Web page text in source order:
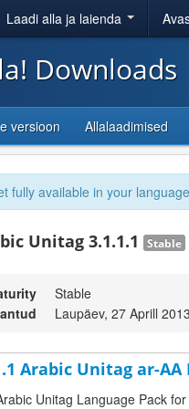
Laadi alla ja laienda
Downloads
versioon Allalaadimised
fully available in your
Unitag 3.1.1.1 Stable
Stable
Laupäev, 27 Aprill
Arabic Unitag ar-AA
Unitag Language Pack